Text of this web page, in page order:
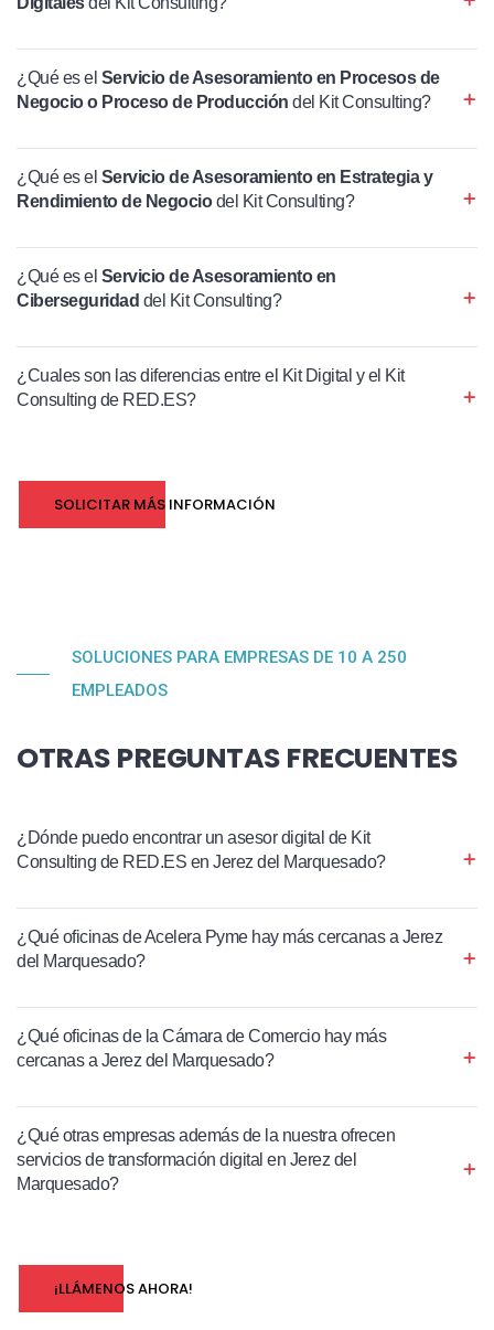
¿Qué es el Servicio de Asesoramiento en Procesos de
Negocio o Proceso de Producción del Kit Consulting?
¿Qué es el Servicio de Asesoramiento en Estrategia y
Rendimiento de Negociodel Kit Consulting?
¿Qué es el Servicio de Asesoramiento en
Ciberseguridad del Kit Consulting?
¿Cuales son las diferencias entre el Kit Digital y el Kit
Consulting de RED.ES?
SOLICITAR MÁS INFORMACIÓN
SOLUCIONES PARA EMPRESAS DE 10 A 250
EMPLEADOS
OTRAS PREGUNTAS FRECUENTES
¿Dónde puedo encontrar un asesor digital de Kit
Consulting de RED.ES en Jerez del Marquesado?
¿Qué oficinas de Acelera Pyme hay más cercanas a Jerez
del Marquesado?
¿Qué oficinas de la Cámara de Comercio hay más
cercanas a Jerez del Marquesado?
¿Qué otras empresas además de la nuestra ofrecen
servicios de transformación digital en Jerez del
Marquesado?
¡LLÁMENOS AHORA!